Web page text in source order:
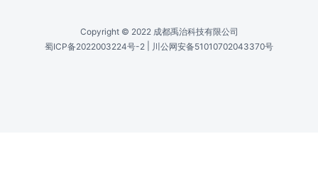
Copyright © 2022 成都禹治科技有限公司
蜀ICP备2022003224号-2
川公网安备51010702043370号